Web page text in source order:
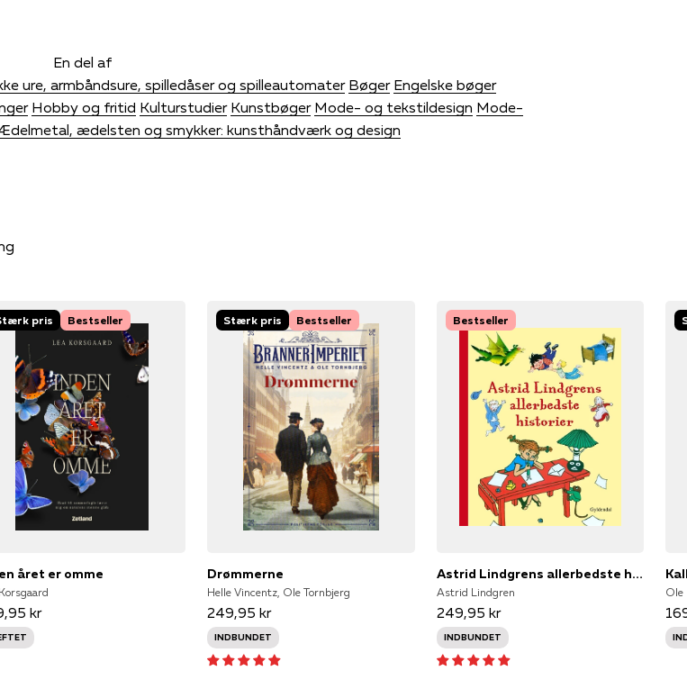
En del af
ure, armbåndsure, spilledåser og spilleautomater Bøger Engelske bøger
Hobby og fritid Kulturstudier Kunstbøger Mode- og tekstildesign Mode-
ædelsten og smykker: kunsthåndværk og design
pris Bestseller
året er omme
kr
Stærk pris Bestseller
Drømmerne
Helle Vincentz, Ole Tornbjerg
249,95 kr
INDBUNDET
Bestseller
Astrid Lindgrens allerbedste historier
Astrid Lindgren
249,95 kr
INDBUNDET